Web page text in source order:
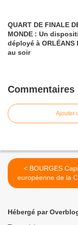
QUART DE FINALE
MONDE : Un
déployé à
au soir
Commentaires
Ajouter
< BOURGES Capitale
européenne de la
2028 : des festivités ont
dernier
Hébergé par